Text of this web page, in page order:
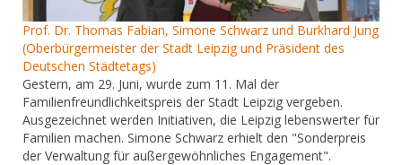
Prof. Dr. Thomas Fabian, Simone Schwarz und Burkhard Jung
(Oberbürgermeister der Stadt Leipzig und Präsident des
Deutschen Städtetags)
Gestern, am 29. Juni, wurde zum 11. Mal der
Familienfreundlichkeitspreis der Stadt Leipzig vergeben.
Ausgezeichnet werden Initiativen, die Leipzig lebenswerter für
Familien machen. Simone Schwarz erhielt den "Sonderpreis
der Verwaltung für außergewöhnliches Engagement".